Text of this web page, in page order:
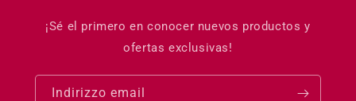
¡Sé el primero en conocer nuevos productos y
ofertas exclusivas!
Indirizzo email